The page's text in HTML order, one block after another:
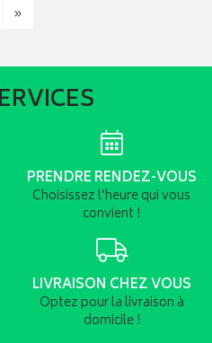
»
PRENDRE RENDEZ-VOUS
Choisissez l’heure qui vous
convient !
LIVRAISON CHEZ VOUS
Optez pour la livraison à
domicile !